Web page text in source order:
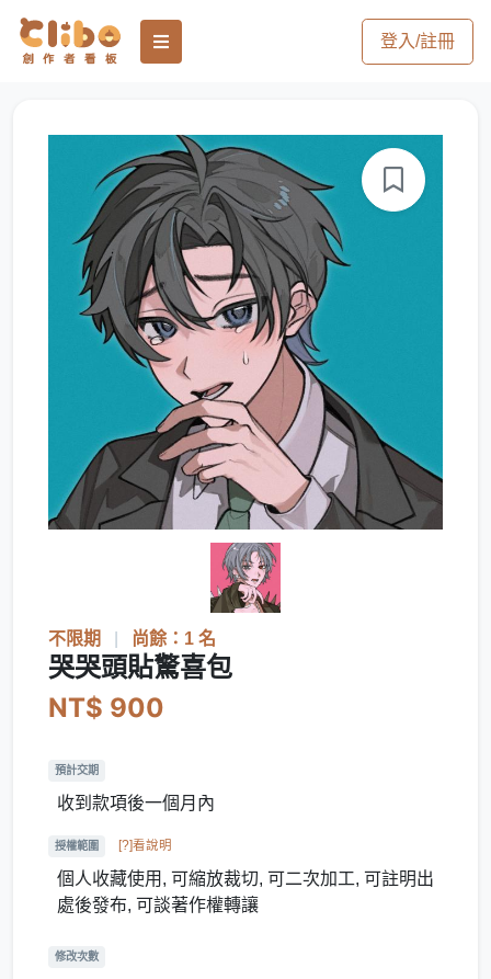
登入/註冊
不限期 尚餘：1 名
哭哭頭貼驚喜包
NT$ 900
預計交期
收到款項後一個月內
授權範圍 [?]看說明
個人收藏使用, 可縮放裁切, 可二次加工, 可註明出
處後發布, 可談著作權轉讓
修改次數